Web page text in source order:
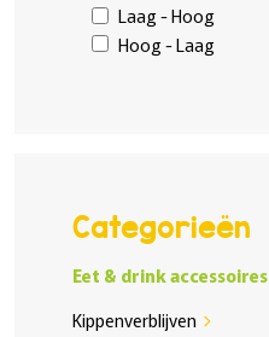
Laag - Hoog
Hoog - Laag
Categorieën
Eet & drink accessoires
Kippenverblijven chevron_right